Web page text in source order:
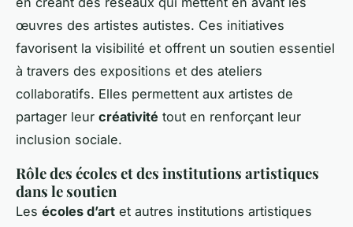
œuvres des artistes autistes. Ces initiatives
favorisent la visibilité et offrent un soutien essentiel
à travers des expositions et des ateliers
collaboratifs. Elles permettent aux artistes de
partager leur créativité tout en renforçant leur
inclusion sociale.
Rôle des écoles et des institutions artistiques
dans le soutien
Les écoles d’art et autres institutions artistiques